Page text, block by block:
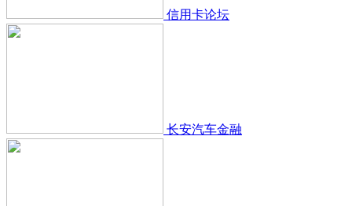
信用卡论坛
长安汽车金融